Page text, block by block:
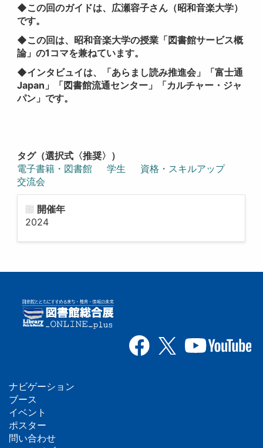
◆この回のガイドは、広瀬容子さん（昭和音楽大学）
です。
◆この回は、昭和音楽大学の授業「図書館サービス概
論」の1コマを兼ねています。
◆インタビュイは、「あらまし読み推進会」「富士通
Japan」「図書館流通センター」「カルチャー・ジャ
パン」です。
タグ（選択式〈推奨〉）
電子書籍・図書館
学生
資格・スキルアップ
交流会
開催年
2024
フ
ッ
ナビゲーション
ブース
イベント
ポスター
問い合わせ